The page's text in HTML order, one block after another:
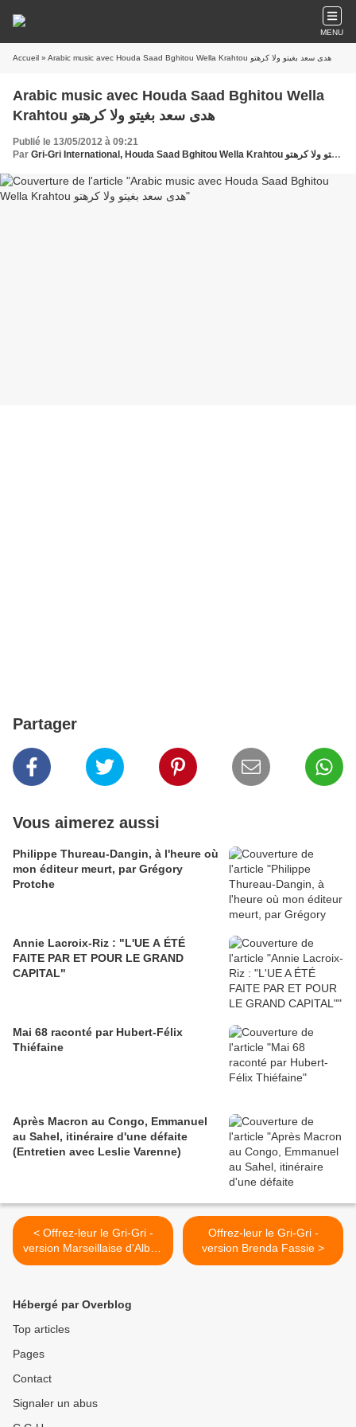
MENU
Accueil » Arabic music avec Houda Saad Bghitou Wella Krahtou هدى سعد بغيتو ولا كرهتو
Arabic music avec Houda Saad Bghitou Wella
Krahtou هدى سعد بغيتو ولا كرهتو
Publié le 13/05/2012 à 09:21
Par
Partager
Vous aimerez aussi
Philippe Thureau-Dangin, à l'heure où
mon éditeur meurt, par Grégory
Protche
Annie Lacroix-Riz : "L'UE A ÉTÉ
FAITE PAR ET POUR LE GRAND
CAPITAL"
Mai 68 raconté par Hubert-Félix
Thiéfaine
Après Macron au Congo, Emmanuel
au Sahel, itinéraire d'une défaite
(Entretien avec Leslie Varenne)
< Offrez-leur le Gri-Gri -
version Marseillaise d'Albert
Ayler
Offrez-leur le Gri-Gri -
version Brenda Fassie >
Hébergé par Overblog
Top articles
Pages
Contact
Signaler un abus